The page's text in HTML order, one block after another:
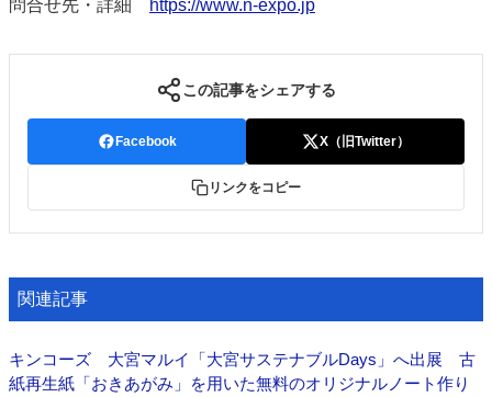
問合せ先・詳細
https://www.n-expo.jp
この記事をシェアする
Facebook X（旧Twitter）
リンクをコピー
関連記事
キンコーズ 大宮マルイ「大宮サステナブルDays」へ出展 古
紙再生紙「おきあがみ」を用いた無料のオリジナルノート作り